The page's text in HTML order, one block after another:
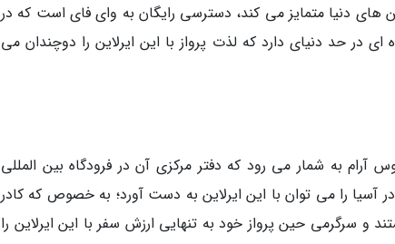
های دنیا متمایز می کند، دسترسی رایگان به وای فای است که در
ای در حد دنیای دارد که لذت پرواز با این ایرلاین را دوچندان می
آرام به شمار می رود که دفتر مرکزی آن در فرودگاه بین المللی
را می توان با این ایرلاین به دست آورد؛ به خصوص که کادر
و سرگرمی حین پرواز خود به تنهایی ارزش سفر با این ایرلاین را